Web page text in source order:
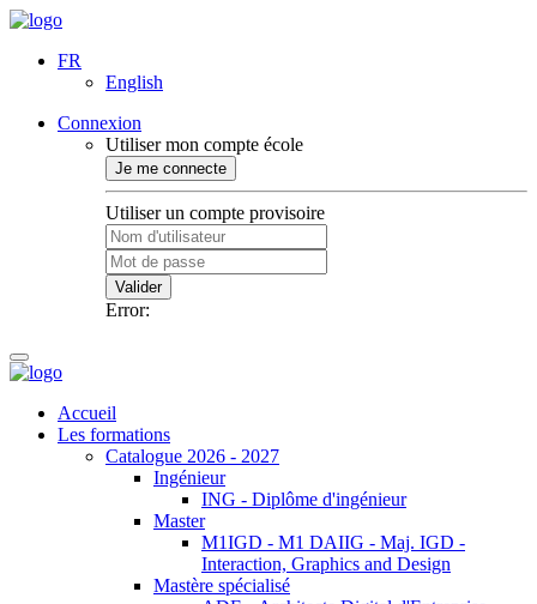
FR
English
Connexion
Utiliser mon compte école
Je me connecte
Utiliser un compte provisoire
Valider
Error:
Accueil
Les formations
Catalogue 2026 - 2027
Ingénieur
ING - Diplôme d'ingénieur
Master
M1IGD - M1 DAIIG - Maj. IGD -
Interaction, Graphics and Design
Mastère spécialisé